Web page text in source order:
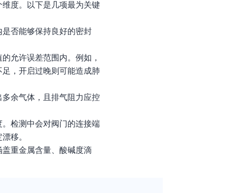
度。以下是几项最为关键
否能够保持良好的密封
允许误差范围内。例如，
，开启过晚则可能造成肺
余气体，且排气阻力应控
检测中会对阀门的连接端
移。
重金属含量、酸碱度滴